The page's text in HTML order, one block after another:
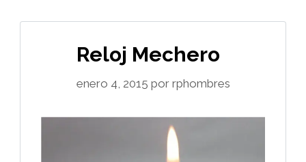
Reloj Mechero
enero 4, 2015 por rphombres